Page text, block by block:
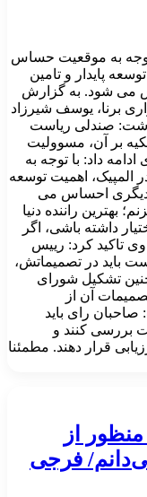
توجه به موقعیت حساس
پایدار و تامین
می شود. به گزارش
برنا، یوسف شیرزاد
داشت: صندلی ریاست
بر آن، مسوولیت
داد: با توجه به
اهمیت توسعه
دیگری احساس می
بهترین راننده دنیا
داشته باشی، اگر
تاکید کرد: رییس
باید در تصمیماتش،
تشکیل شورای
آن از
رای باید
بررسی کنند و
قرار دهند. مطمئنا
از
فرجی